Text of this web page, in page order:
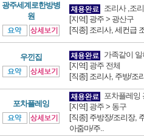
광주세계로한방병
원
조리사 ,조
[지역] 광주 > 광산구
[직종] 조리사, 세컨급
우낀집
가족같이 일
[지역] 광주 전체
[직종] 조리사, 주방/조
포차플레잉
포차플레잉
[지역] 광주 > 동구
[직종] 주방장/조리장,
아줌마/주..